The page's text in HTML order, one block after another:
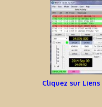
Cliquez sur Liens